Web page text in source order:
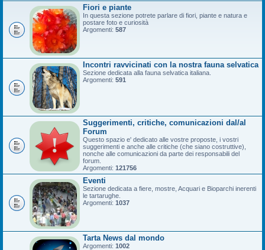
Fiori e piante
In questa sezione potrete parlare di fiori, piante e natura e
postare foto e curiosità
Argomenti: 587
Incontri ravvicinati con la nostra fauna selvatica
Sezione dedicata alla fauna selvatica italiana.
Argomenti: 591
Suggerimenti, critiche, comunicazioni dal/al
Forum
Questo spazio e' dedicato alle vostre proposte, i vostri
suggerimenti e anche alle critiche (che siano costruttive),
nonche alle comunicazioni da parte dei responsabili del
forum.
Argomenti: 121756
Eventi
Sezione dedicata a fiere, mostre, Acquari e Bioparchi inerenti
le tartarughe.
Argomenti: 1037
Tarta News dal mondo
Argomenti: 1002